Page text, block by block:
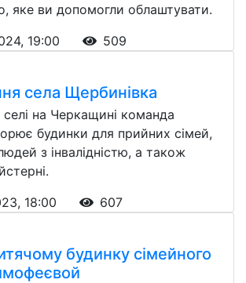
яке ви допомогли облаштувати.
19:00
509
села Щербинівка
на Черкащині команда
будинки для прийних сімей,
з інвалідністю, а також
18:00
607
будинку сімейного